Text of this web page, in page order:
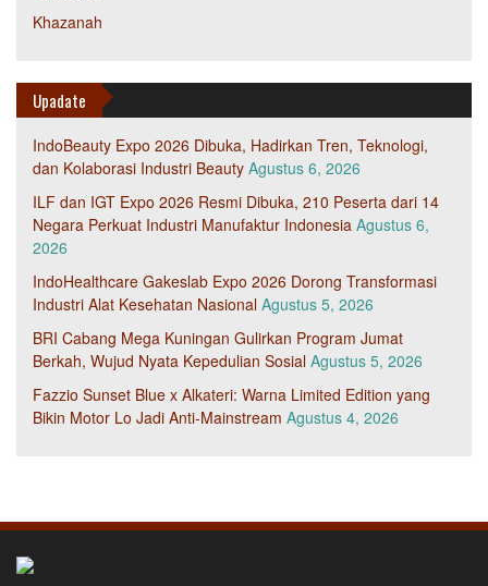
Khazanah
Upadate
IndoBeauty Expo 2026 Dibuka, Hadirkan Tren, Teknologi,
dan Kolaborasi Industri Beauty Agustus 6, 2026
ILF dan IGT Expo 2026 Resmi Dibuka, 210 Peserta dari 14
Negara Perkuat Industri Manufaktur Indonesia Agustus 6,
2026
IndoHealthcare Gakeslab Expo 2026 Dorong Transformasi
Industri Alat Kesehatan Nasional Agustus 5, 2026
BRI Cabang Mega Kuningan Gulirkan Program Jumat
Berkah, Wujud Nyata Kepedulian Sosial Agustus 5, 2026
Fazzio Sunset Blue x Alkateri: Warna Limited Edition yang
Bikin Motor Lo Jadi Anti-Mainstream Agustus 4, 2026